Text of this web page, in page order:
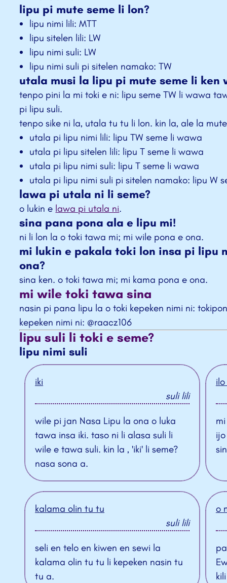
lipu pi mute seme li lon?
lipu nimi lili: MTT
lipu sitelen lili: LW
lipu nimi suli: LW
lipu nimi suli pi sitelen namako: TW
utala musi la lipu pi mute seme li ken
tenpo pini la mi toki e ni: lipu seme TW li wawa
pi lipu suli.
tenpo sike ni la, utala tu tu li lon. kin la, ale la
utala pi lipu nimi lili: lipu TW seme li wawa
utala pi lipu sitelen lili: lipu T seme li wawa
utala pi lipu nimi suli: lipu T seme li wawa
utala pi lipu nimi suli pi sitelen namako: lipu W
lawa pi utala ni li seme?
o lukin e lawa pi utala ni.
sina pana pona ala e lipu mi!
ni li lon la o toki tawa mi; mi wile pona e ona.
mi lukin e pakala toki lon insa pi lipu
ona?
sina ken. o toki tawa mi; mi kama pona e ona.
mi wile toki tawa sina
nasin pi pana lipu la o toki kepeken nimi ni:
kepeken nimi ni: @raacz106
lipu suli li toki e seme?
lipu nimi suli
iki
suli lili
wile pi jan Nasa Lipu la ona o luka
tawa insa iki. taso ni li alasa suli li
wile e tawa suli. kin la , 'iki' li seme?
nasa sona a.
kalama olin tu tu
suli lili
seli en telo en kiwen en sewi la
kalama olin tu tu li kepeken nasin tu
tu a.
o